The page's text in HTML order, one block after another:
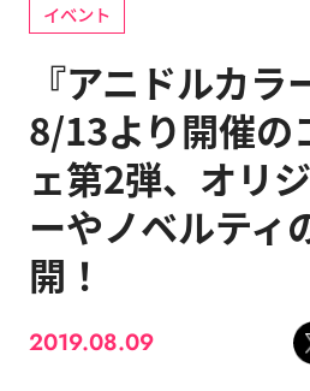
イベント
『アニドルカ
8/13より開催の
ェ第2弾、オリ
ーやノベルティ
開！
2019.08.09